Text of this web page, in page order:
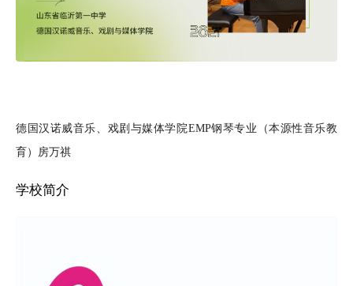
德国汉诺威音乐、戏剧与媒体学院EMP钢琴专业（本源性音乐教
育）房万祺
学校简介